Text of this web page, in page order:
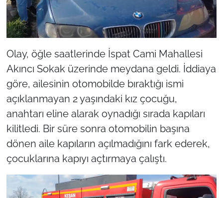
Olay, öğle saatlerinde İspat Cami Mahallesi
Akıncı Sokak üzerinde meydana geldi. İddiaya
göre, ailesinin otomobilde bıraktığı ismi
açıklanmayan 2 yaşındaki kız çocuğu,
anahtarı eline alarak oynadığı sırada kapıları
kilitledi. Bir süre sonra otomobilin başına
dönen aile kapıların açılmadığını fark ederek,
çocuklarına kapıyı açtırmaya çalıştı.
Politika
Flaş Haber
Dış Haberler
Magazin
İş Dünyası
Bilim Teknoloji
English News
Canlı Maç